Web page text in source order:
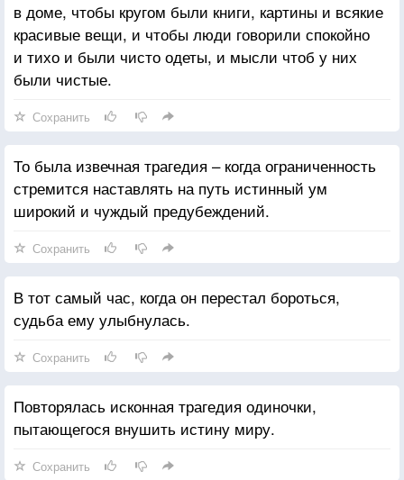
в доме, чтобы кругом были книги, картины и всякие
красивые вещи, и чтобы люди говорили спокойно
и тихо и были чисто одеты, и мысли чтоб у них
были чистые.
Сохранить
То была извечная трагедия – когда ограниченность
стремится наставлять на путь истинный ум
широкий и чуждый предубеждений.
Сохранить
В тот самый час, когда он перестал бороться,
судьба ему улыбнулась.
Сохранить
Повторялась исконная трагедия одиночки,
пытающегося внушить истину миру.
Сохранить